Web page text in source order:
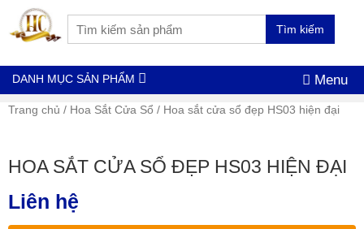
Tìm kiếm
DANH MỤC SẢN PHẨM Menu
Trang chủ / Hoa Sắt Cửa Sổ / Hoa sắt cửa sổ đẹp HS03 hiện đại
HOA SẮT CỬA SỔ ĐẸP HS03 HIỆN ĐẠI
Liên hệ